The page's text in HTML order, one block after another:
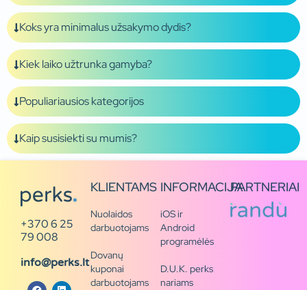
Koks yra minimalus užsakymo dydis?
Kiek laiko užtrunka gamyba?
Populiariausios kategorijos
Kaip susisiekti su mumis?
+370 6 25
79 008
info@perks.lt
KLIENTAMS
Nuolaidos
darbuotojams
Dovanų
kuponai
darbuotojams
INFORMACIJA
iOS ir
Android
programėlės
D.U.K. perks
nariams
PARTNERIAI